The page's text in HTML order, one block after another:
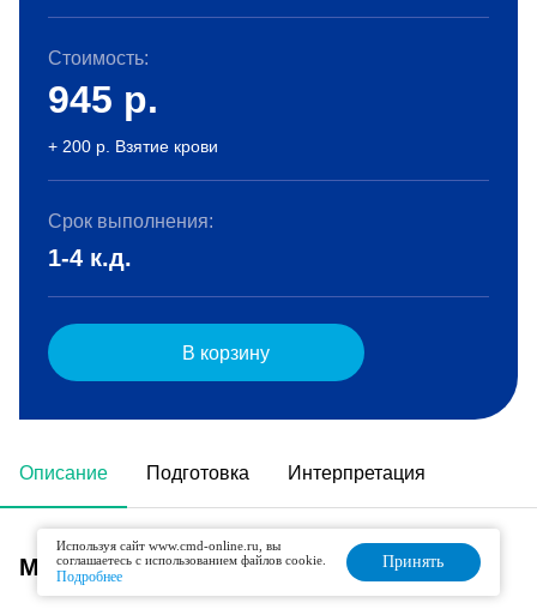
Описание Подготовка Интерпретация
Метод исследования
Стоимость:
945 р.
+ 200 р. Взятие крови
Срок выполнения:
1-4 к.д.
В корзину
Используя сайт www.cmd-online.ru, вы
соглашаетесь с использованием файлов cookie.
Подробнее
Принять